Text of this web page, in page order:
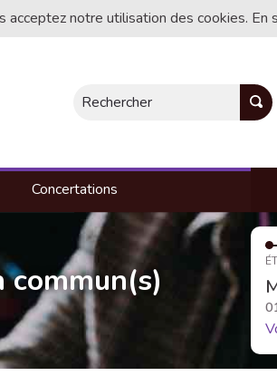
acceptez notre utilisation des cookies.
Rechercher
Concertations